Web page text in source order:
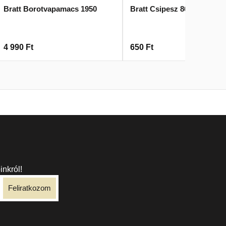
Bratt Borotvapamacs 1950
4 990 Ft
Bratt Csipesz 8635
650 Ft
Feliratkozom